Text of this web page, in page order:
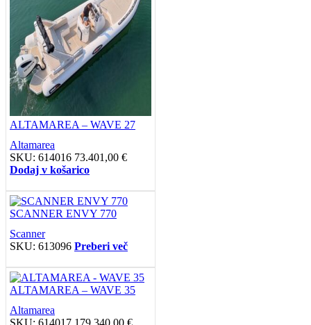
ALTAMAREA – WAVE 27
Altamarea
SKU: 614016 73.401,00 €
Dodaj v košarico
SCANNER ENVY 770
Scanner
SKU: 613096 Preberi več
ALTAMAREA – WAVE 35
Altamarea